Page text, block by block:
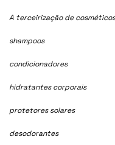
A terceirização de
shampoos
condicionadores
hidratantes corporais
protetores solares
desodorantes